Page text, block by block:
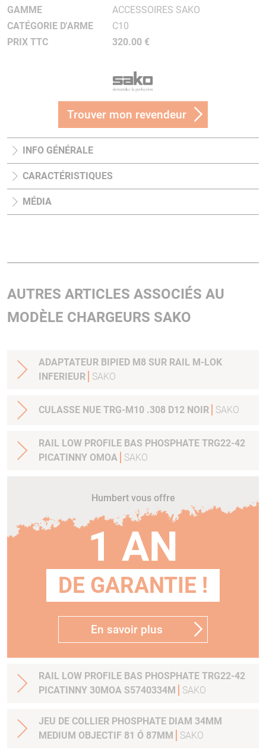
GAMME
ACCESSOIRES SAKO
CATÉGORIE D'ARME
C10
PRIX TTC
320.00 €
Trouver mon revendeur
INFO GÉNÉRALE
CARACTÉRISTIQUES
MÉDIA
AUTRES ARTICLES ASSOCIÉS AU
MODÈLE CHARGEURS SAKO
ADAPTATEUR BIPIED M8 SUR RAIL M-LOK
INFERIEUR
SAKO
CULASSE NUE TRG-M10 .308 D12 NOIR SAKO
RAIL LOW PROFILE BAS PHOSPHATE TRG22-42
PICATINNY OMOA
SAKO
Humbert vous offre
1 AN
DE GARANTIE !
En savoir plus
RAIL LOW PROFILE BAS PHOSPHATE TRG22-42
PICATINNY 30MOA S5740334M
SAKO
JEU DE COLLIER PHOSPHATE DIAM 34MM
MEDIUM OBJECTIF 81 Ó 87MM
SAKO